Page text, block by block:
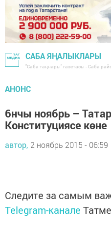
САБА ЯҢАЛЫКЛАРЫ
"Саба таңнары" газетасы - Саба
АНОНС
6нчы ноябрь –
Конституциясе көне
автор, 2 ноябрь 2015 - 06:59
Следите за самым
Telegram-канале